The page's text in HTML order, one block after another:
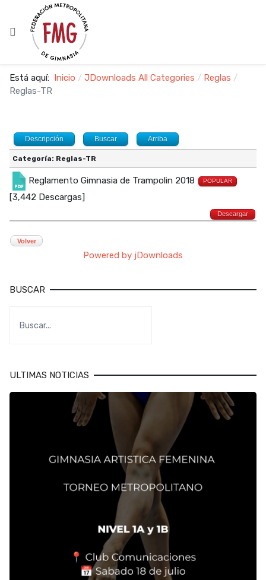
Está aquí: Inicio JDownloads All Categories
Reglas
Reglas-TR
Descripción Buscar Arriba
Categoría: Reglas-TR
Reglamento Gimnasia de Trampolin 2018 POPULAR
[3,442 Descargas]
Descargar
Volver
Powered by jDownloads
BUSCAR
ULTIMAS NOTICIAS